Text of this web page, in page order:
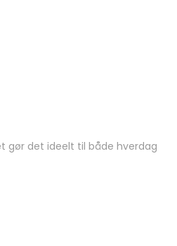
gør det ideelt til både hverdag